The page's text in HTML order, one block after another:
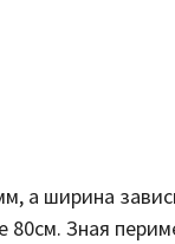
а ширина
Зная